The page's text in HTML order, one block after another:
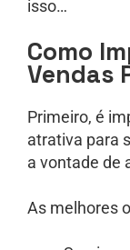
isso…
Como
Vendas
Primeiro, é
atrativa para
a vontade de
As melhores